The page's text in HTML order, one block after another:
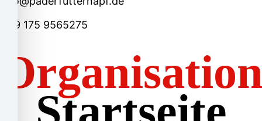
+49 175 9565275